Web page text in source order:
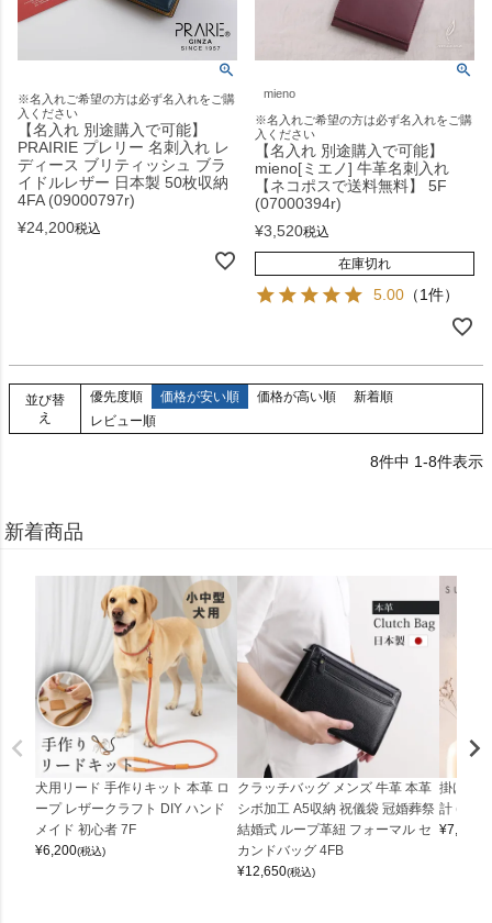
※名入れご希望の方は必ず名入れをご購
入ください
【名入れ 別途購入で可能】
PRAIRIE プレリー 名刺入れ レ
ディース ブリティッシュ ブラ
イドルレザー 日本製 50枚収納
4FA (09000797r)
¥24,200税込
mieno
※名入れご希望の方は必ず名入れをご購
入ください
【名入れ 別途購入で可能】
mieno[ミエノ] 牛革名刺入れ
【ネコポスで送料無料】 5F
(07000394r)
¥3,520税込
在庫切れ
5.00 （1件）
並び替
え
優先度順 価格が安い順 価格が高い順
新着順
レビュー順
8件中 1-8件表示
新着商品
犬用リード 手作りキット 本革 ロ
ープ レザークラフト DIY ハンド
メイド 初心者 7F
¥6,200(税込)
クラッチバッグ メンズ 牛革 本革
シボ加工 A5収納 祝儀袋 冠婚葬祭
結婚式 ループ革紐 フォーマル セ
カンドバッグ 4FB
¥12,650(税込)
掛け時
計
¥7,150